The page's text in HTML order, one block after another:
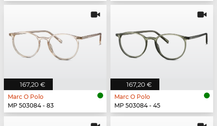
167,20 €
Marc O Polo
MP 503084 - 83
167,20 €
Marc O Polo
MP 503084 - 45